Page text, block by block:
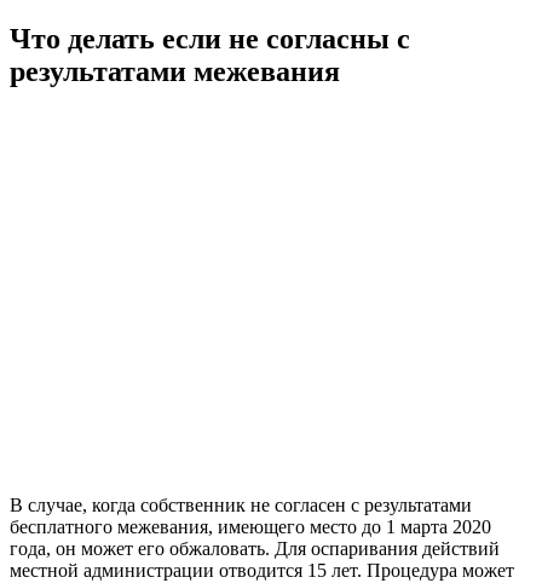
Что делать если не согласны с
результатами межевания
В случае, когда собственник не согласен с результатами
бесплатного межевания, имеющего место до 1 марта 2020
года, он может его обжаловать. Для оспаривания действий
местной администрации отводится 15 лет. Процедура может